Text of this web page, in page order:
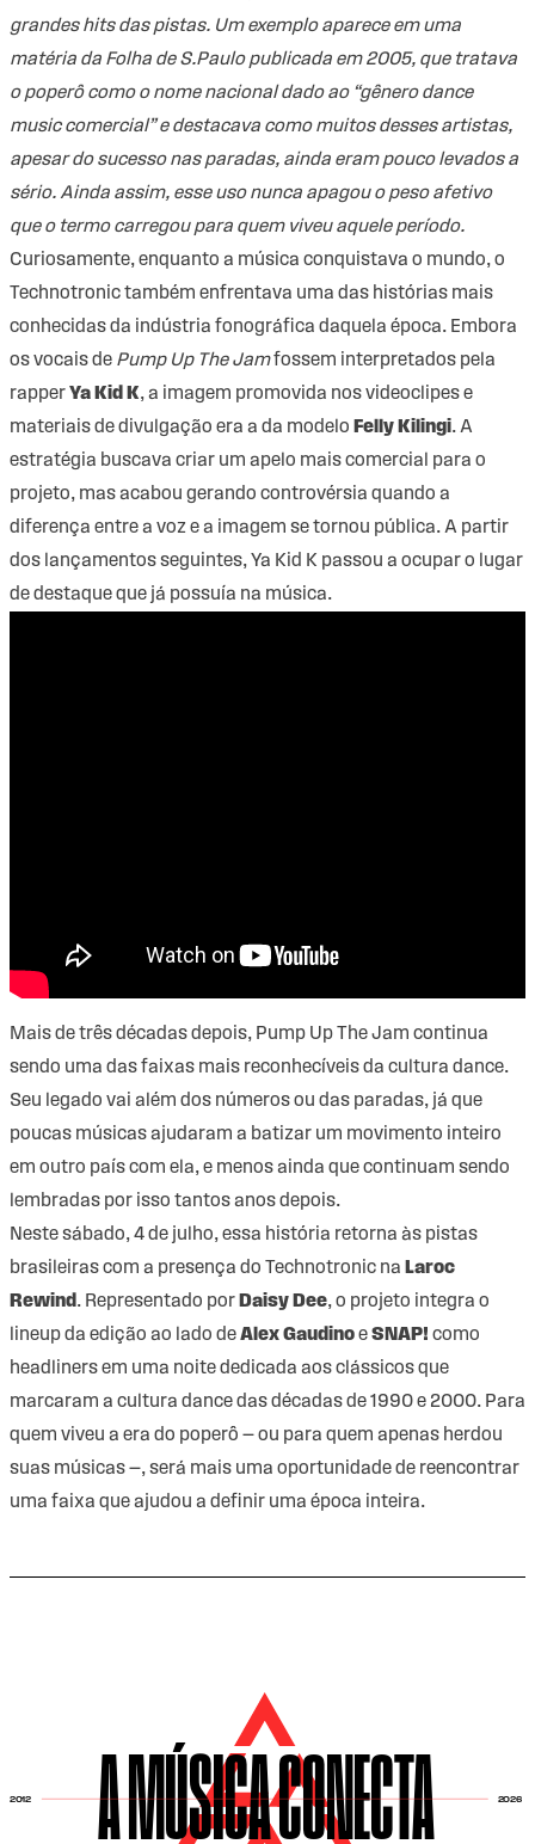
grandes hits das pistas. Um exemplo aparece em uma
matéria da Folha de S.Paulo publicada em 2005, que tratava
o poperô como o nome nacional dado ao “gênero dance
music comercial” e destacava como muitos desses artistas,
apesar do sucesso nas paradas, ainda eram pouco levados a
sério. Ainda assim, esse uso nunca apagou o peso afetivo
que o termo carregou para quem viveu aquele período.
Curiosamente, enquanto a música conquistava o mundo, o
Technotronic também enfrentava uma das histórias mais
conhecidas da indústria fonográfica daquela época. Embora
os vocais de Pump Up The Jamfossem interpretados pela
rapperYa Kid K, a imagem promovida nos videoclipes e
materiais de divulgação era a da modelo Felly Kilingi. A
estratégia buscava criar um apelo mais comercial para o
projeto, mas acabou gerando controvérsia quando a
diferença entre a voz e a imagem se tornou pública. A partir
dos lançamentos seguintes, Ya Kid K passou a ocupar o lugar
de destaque que já possuía na música.
Mais de três décadas depois, Pump Up The Jam continua
sendo uma das faixas mais reconhecíveis da cultura dance.
Seu legado vai além dos números ou das paradas, já que
poucas músicas ajudaram a batizar um movimento inteiro
em outro país com ela, e menos ainda que continuam sendo
lembradas por isso tantos anos depois.
Neste sábado, 4 de julho, essa história retorna às pistas
brasileiras com a presença do Technotronic na Laroc
Rewind . Representado por Daisy Dee, o projeto integra o
lineup da edição ao lado deAlex GaudinoeSNAP! como
headliners em uma noite dedicada aos clássicos que
marcaram a cultura dance das décadas de 1990 e 2000. Para
quem viveu a era do poperô — ou para quem apenas herdou
suas músicas —, será mais uma oportunidade de reencontrar
uma faixa que ajudou a definir uma época inteira.
A MÚSICA CONECTA
2012 2026